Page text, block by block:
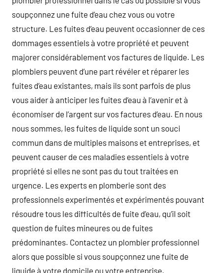
soupçonnez une fuite d’eau chez vous ou votre
structure. Les fuites d’eau peuvent occasionner de ces
dommages essentiels à votre propriété et peuvent
majorer considérablement vos factures de liquide. Les
plombiers peuvent d’une part révéler et réparer les
fuites d’eau existantes, mais ils sont parfois de plus
vous aider à anticiper les fuites d’eau à l’avenir et à
économiser de l’argent sur vos factures d’eau. En nous
nous sommes, les fuites de liquide sont un souci
commun dans de multiples maisons et entreprises, et
peuvent causer de ces maladies essentiels à votre
propriété si elles ne sont pas du tout traitées en
urgence. Les experts en plomberie sont des
professionnels experimentés et expérimentés pouvant
résoudre tous les difficultés de fuite d’eau, qu’il soit
question de fuites mineures ou de fuites
prédominantes. Contactez un plombier professionnel
alors que possible si vous soupçonnez une fuite de
liquide à votre domicile ou votre entreprise.